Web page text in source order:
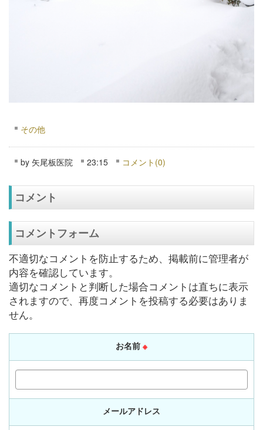
その他
by 矢尾板医院 23:15 コメント(0)
コメント
コメントフォーム
不適切なコメントを防止するため、掲載前に管理者が
内容を確認しています。
適切なコメントと判断した場合コメントは直ちに表示
されますので、再度コメントを投稿する必要はありま
せん。
お名前 ※
メールアドレス